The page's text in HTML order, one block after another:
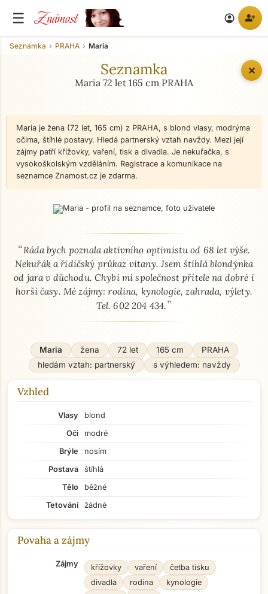
☰ Známost account_circle person_add
✕
Seznamka PRAHA Maria
Seznamka
Maria 72 let 165 cm PRAHA
Maria je žena (72 let, 165 cm) z PRAHA, s blond vlasy, modrýma
očima, štíhlé postavy. Hledá partnerský vztah navždy. Mezi její
zájmy patří křížovky, vaření, tisk a divadla. Je nekuřačka, s
vysokoškolským vzděláním. Registrace a komunikace na
seznamce Znamost.cz je zdarma.
O mně - seznamka profil
“Ráda bych poznala aktivního optimistu od 68 let výše.
Nekuřák a řidičský průkaz vítany. Jsem štíhlá blondýnka
od jara v důchodu. Chybí mi společnost přítele na dobré i
horší časy. Mé zájmy: rodina, kynologie, zahrada, výlety.
Tel. 602 204 434.”
Maria žena 72 let 165 cm
PRAHA
hledám vztah: partnerský
s výhledem: navždy
Vzhled
Vlasy
blond
Oči
modré
Brýle
nosím
Postava
štíhlá
Tělo
běžné
Tetování
žádné
Povaha a zájmy
Zájmy křížovky vaření
četba tisku
divadla
rodina
kynologie